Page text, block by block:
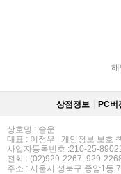
해
상점정보 PC버
상호명 : 솔운
대표 : 이정우 | 개인정보 보호
사업자등록번호 :210-25-
전화 : (02)929-2267, 929-
주소 : 서울시 성북구 종암1동